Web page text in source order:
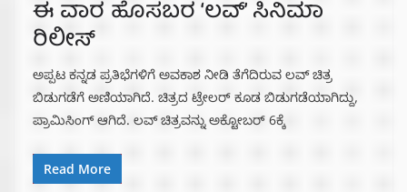
ಈ ವಾರ ಹೊಸಬರ ‘ಲವ್’ ಸಿನಿಮಾ
ರಿಲೀಸ್
ಅಪ್ಪಟ ಕನ್ನಡ ಪ್ರತಿಭೆಗಳಿಗೆ ಅವಕಾಶ ನೀಡಿ ತೆಗೆದಿರುವ ಲವ್‌ ಚಿತ್ರ
ಬಿಡುಗಡೆಗೆ ಅಣಿಯಾಗಿದೆ. ಚಿತ್ರದ ಟ್ರೇಲರ್‌ ಕೂಡ ಬಿಡುಗಡೆಯಾಗಿದ್ದು,
ಪ್ರಾಮಿಸಿಂಗ್‌ ಆಗಿದೆ. ಲವ್‌ ಚಿತ್ರವನ್ನು ಅಕ್ಟೋಬರ್‌ 6ಕ್ಕೆ
Read More